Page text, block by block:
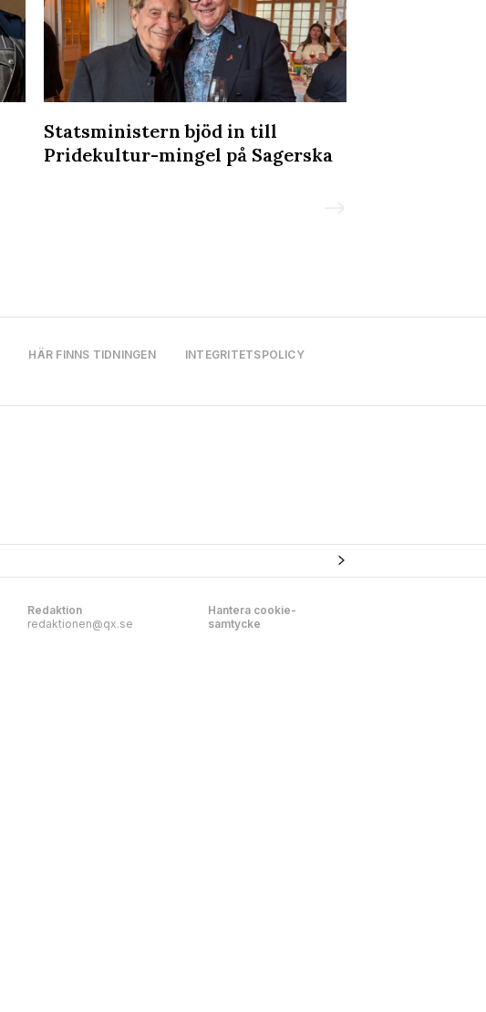
Statsministern bjöd in till
Pridekultur-mingel på Sagerska
HÄR FINNS TIDNINGEN
INTEGRITETSPOLICY
Redaktion
redaktionen@qx.se
Hantera cookie-
samtycke